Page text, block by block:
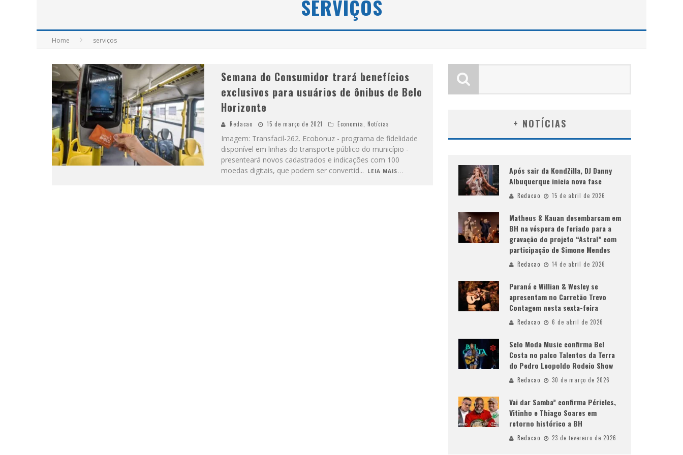
SERVIÇOS
Home serviços
Semana do Consumidor trará benefícios
exclusivos para usuários de ônibus de Belo
Horizonte
Redacao 15 de março de 2021 Economia Notícias
Imagem: Transfacil-262. Ecobonuz - programa de fidelidade
disponível em linhas do transporte público do município -
presenteará novos cadastrados e indicações com 100
moedas digitais, que podem ser convertid... LEIA MAIS...
+ NOTÍCIAS
Após sair da KondZilla, DJ Danny
Albuquerque inicia nova fase
Redacao 15 de abril de 2026
Matheus & Kauan desembarcam em
BH na véspera de feriado para a
gravação do projeto “Astral” com
participação de Simone Mendes
Redacao 14 de abril de 2026
Paraná e Willian & Wesley se
apresentam no Carretão Trevo
Contagem nesta sexta-feira
Redacao 6 de abril de 2026
Selo Moda Music confirma Bel
Costa no palco Talentos da Terra
do Pedro Leopoldo Rodeio Show
Redacao 30 de março de 2026
Vai dar Samba” confirma Péricles,
Vitinho e Thiago Soares em
retorno histórico a BH
Redacao 23 de fevereiro de 2026